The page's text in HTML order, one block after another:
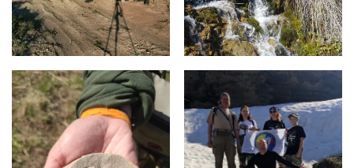
ДОКУМЕНТЫ
ВЕРСИЯ ДЛЯ СЛАБОВИДЯЩИХ